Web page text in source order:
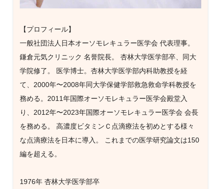
【プロフィール】
一般社団法人日本オーソモレキュラー医学会 代表理事。
鎌倉元気クリニック 名誉院長。 杏林大学医学部卒、同大
学院修了。 医学博士。杏林大学医学部内科助教授を経
て、2000年〜2008年同大学保健学部救急救命学科教授を
務める。2011年国際オーソモレキュラー医学会殿堂入
り、2012年〜2023年国際オーソモレキュラー医学会 会長
を務める。 高濃度ビタミンＣ点滴療法を初めとする様々
な点滴療法を日本に導入。 これまでの医学研究論文は150
編を超える。
1976年 杏林大学医学部卒